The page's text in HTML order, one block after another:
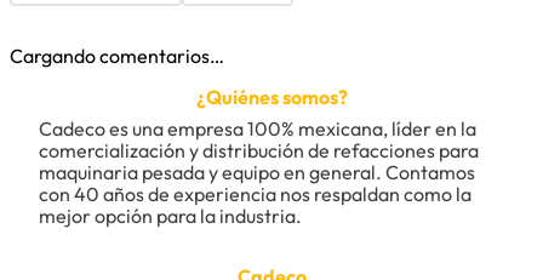
Cargando comentarios…
¿Quiénes somos?
Cadeco es una empresa 100% mexicana, líder en la
comercialización y distribución de refacciones para
maquinaria pesada y equipo en general. Contamos
con 40 años de experiencia nos respaldan como la
mejor opción para la industria.